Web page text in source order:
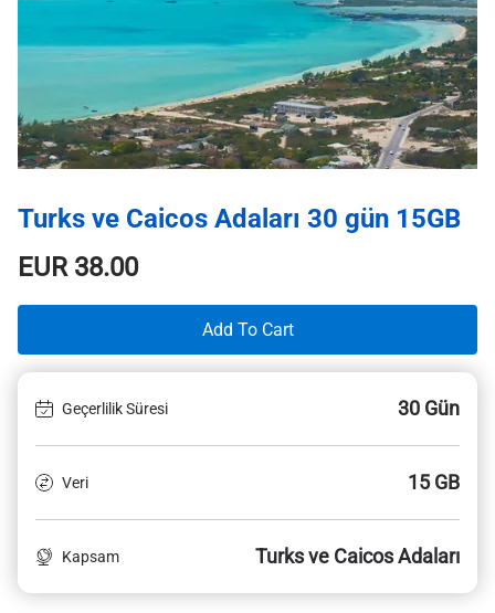
Turks ve Caicos Adaları 30 gün 15GB
EUR38.00
Add To Cart
Geçerlilik Süresi 30 Gün
Veri 15 GB
Kapsam Turks ve Caicos Adaları